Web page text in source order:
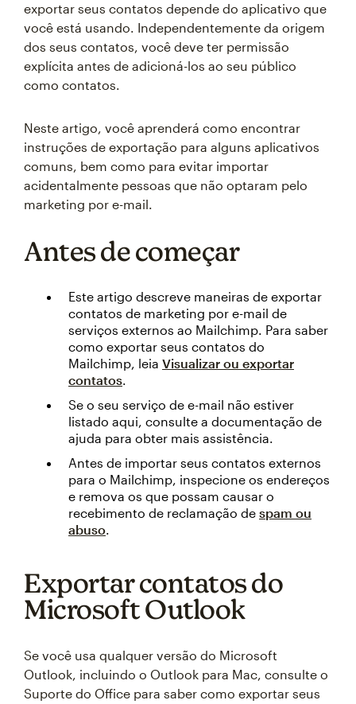
exportar seus contatos depende do aplicativo que
você está usando. Independentemente da origem
dos seus contatos, você deve ter permissão
explícita antes de adicioná-los ao seu público
como contatos.
Neste artigo, você aprenderá como encontrar
instruções de exportação para alguns aplicativos
comuns, bem como para evitar importar
acidentalmente pessoas que não optaram pelo
marketing por e-mail.
Antes de começar
Este artigo descreve maneiras de exportar
contatos de marketing por e-mail de
serviços externos ao Mailchimp. Para saber
como exportar seus contatos do
Mailchimp, leia Visualizar ou exportar
contatos.
Se o seu serviço de e-mail não estiver
listado aqui, consulte a documentação de
ajuda para obter mais assistência.
Antes de importar seus contatos externos
para o Mailchimp, inspecione os endereços
e remova os que possam causar o
recebimento de reclamação de spam ou
abuso.
Exportar contatos do
Microsoft Outlook
Se você usa qualquer versão do Microsoft
Outlook, incluindo o Outlook para Mac, consulte o
Suporte do Office para saber como exportar seus